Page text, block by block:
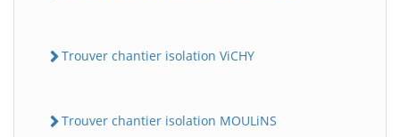
Trouver chantier isolation ViCHY
Trouver chantier isolation MOULiNS